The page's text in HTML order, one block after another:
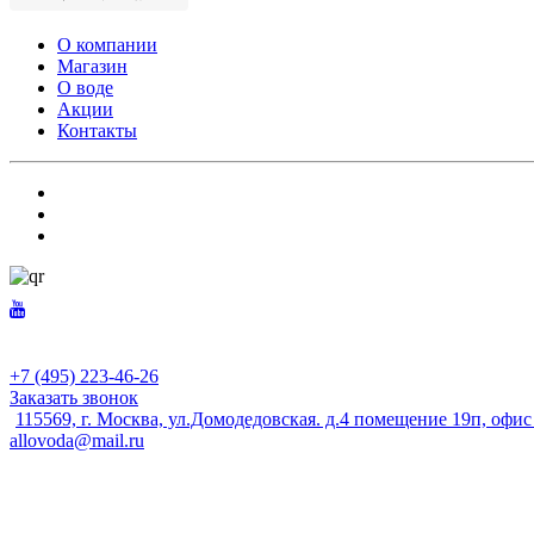
О компании
Магазин
О воде
Акции
Контакты
+7 (495) 223-46-26
Заказать звонок
115569, г. Москва, ул.Домодедовская. д.4 помещение 19п,
allovoda@mail.ru